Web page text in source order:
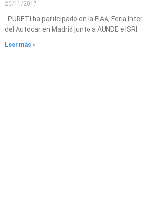
20/11/2017
PURETi ha participado en la FIAA, Feria
del Autocar en Madrid junto a AUNDE e ISRI.
Leer más »